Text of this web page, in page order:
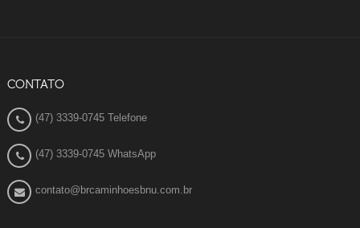
CONTATO
(47) 3339-0745 Telefone
(47) 3339-0745 WhatsApp
contato@brcaminhoesbnu.com.br